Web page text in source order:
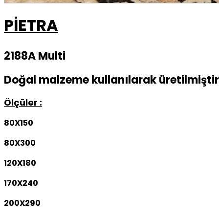
PİETRA
2188A Multi
Doğal malzeme kullanılarak
Ölçüler :
80X150
80X300
120X180
170X240
200X290